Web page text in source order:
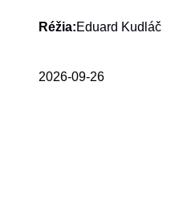
Réžia:Eduard Kudláč
2026-09-26